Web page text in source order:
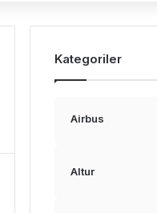
Kategoriler
Airbus
Altur